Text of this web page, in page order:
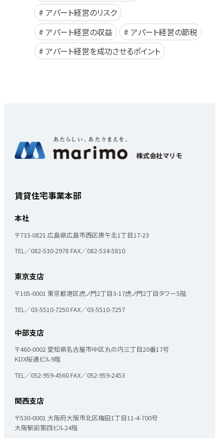
アパート経営のリスク
アパート経営の収益
アパート経営の節税
アパート経営を成功させるポイント
賃貸住宅事業本部
本社
〒733-0821 広島県広島市西区庚午北1丁目17-23
TEL／082-530-2978 FAX／082-534-5810
東京支店
〒105-0001 東京都港区虎ノ門2丁目3-17虎ノ門2丁目タワー5階
TEL／03-5510-7250FAX／03-5510-7257
中部支店
〒460-0002 愛知県名古屋市中区丸の内三丁目20番17号
KDX桜通ビル9階
TEL／052-959-4560FAX／052-959-2453
関西支店
〒530-0001 大阪府大阪市北区梅田1丁目11-4-700号
大阪駅前第四ビル24階